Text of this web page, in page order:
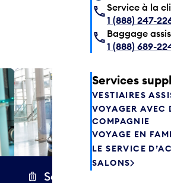
Secure Wrap
Service à la
1 (888) 247-
Baggage
1 (888) 689-
Services
VESTIAIRES
VOYAGER AVEC
COMPAGNIE
VOYAGE EN
LE SERVICE
SALONS